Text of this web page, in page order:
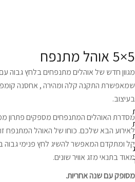
5×5 אוהל מתנפח
מגוון חדש של אוהלים מתנפחים בלחץ גבוה
שמאפשרת התקנה קלה ומהירה , אחסנה
בעיצוב.
מסדרת האוהלים המתנפחים מספקים פתרון
לאירוע הבא שלכם. כוחו של האוהל המתנפח
קל ומתקדם המאפשר להשיג לחץ פנימי גבוה
מאוד בתנאי מזג אוויר שונים.
מסופק עם שנה אחריות.